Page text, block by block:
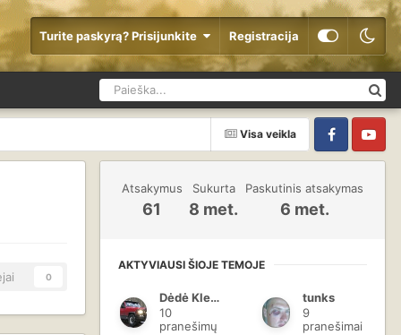
Turite paskyrą? Prisijunkite Registracija
Visa veikla
FacebookYouTube
0
Atsakymus
61
Sukurta
8 met.
Paskutinis atsakymas
6 met.
AKTYVIAUSI ŠIOJE TEMOJE
Dėdė Klevas
10
pranešimų
tunks
9
pranešimai